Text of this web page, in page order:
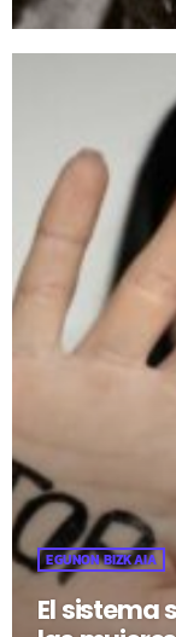
EGUNON BIZKAIA
El sistema